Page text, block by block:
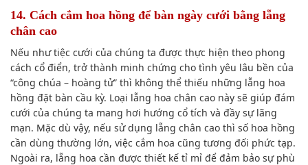
14. Cách cắm hoa hồng để bàn ngày cưới bằng lẵng
chân cao
Nếu nhưtiệc cưới của chúng ta được thực hiện theo phong
cách cổ điển, trở thành minh chứng cho tình yêu lâu bền của
“công chúa – hoàng tử” thì không thể thiếu những lẵng hoa
hồng đặt bàn cầu kỳ. Loại lẵng hoa chân cao này sẽ giúp đám
cưới của chúng ta mang hơi hướng cổ tích và đầy sự lãng
mạn. Mặc dù vậy, nếu sử dụng lẵng chân cao thì số hoa hồng
cần dùng thường lớn, việc cắm hoa cũng tương đối phức tạp.
Ngoài ra, lẵng hoa cần được thiết kế tỉ mỉ để đảm bảo sự phù